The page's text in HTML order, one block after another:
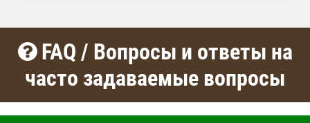
FAQ / Вопросы и ответы на
часто задаваемые вопросы